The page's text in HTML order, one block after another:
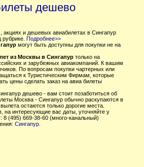
дешево
и дешевых авиабилетах в Сингапур
Подробнее>>
могут быть доступны для покупки не на
из Москвы в Сингапуртолько на
и зарубежных авиакомпаний. К вашим
По вопросам покупки чартерных или
к Туристическим Фирмам, которые
цены сделать заказ на авиа билеты
дешево - вам стоит позаботиться об
Москва - Сингапур обычно раскупаются в
остаются только дорогие места.
на интересующие вас даты, уточняйте у
8 (495) 669-38-60 (много-канальный)
Сингапур.